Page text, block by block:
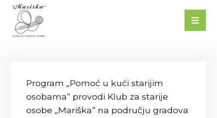
Program „Pomoć u kući starijim
osobama“ provodi Klub za starije
osobe „Mariška“ na području gradova